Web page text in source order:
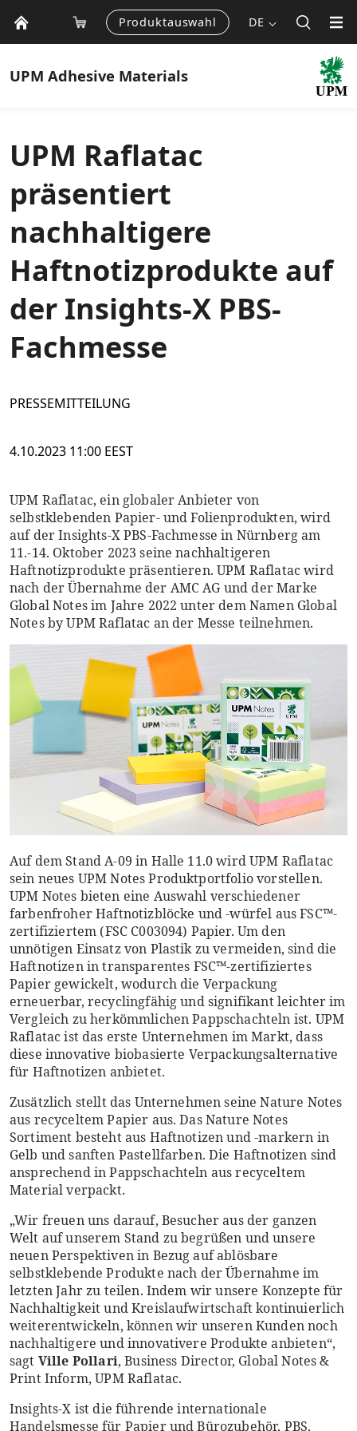
Produktauswahl DE
UPM Adhesive Materials
UPM Raflatac
präsentiert
nachhaltigere
Haftnotizprodukte auf
der Insights-X PBS-
Fachmesse
PRESSEMITTEILUNG
4.10.2023 11:00 EEST
UPM Raflatac, ein globaler Anbieter von
selbstklebenden Papier- und Folienprodukten, wird
auf der Insights-X PBS-Fachmesse in Nürnberg am
11.-14. Oktober 2023 seine nachhaltigeren
Haftnotizprodukte präsentieren. UPM Raflatac wird
nach der Übernahme der AMC AG und der Marke
Global Notes im Jahre 2022 unter dem Namen Global
Notes by UPM Raflatac an der Messe teilnehmen.
Auf dem Stand A-09 in Halle 11.0 wird UPM Raflatac
sein neues UPM Notes Produktportfolio vorstellen.
UPM Notes bieten eine Auswahl verschiedener
farbenfroher Haftnotizblöcke und -würfel aus FSC™-
zertifiziertem (FSC C003094) Papier. Um den
unnötigen Einsatz von Plastik zu vermeiden, sind die
Haftnotizen in transparentes FSC™-zertifiziertes
Papier gewickelt, wodurch die Verpackung
erneuerbar, recyclingfähig und signifikant leichter im
Vergleich zu herkömmlichen Pappschachteln ist. UPM
Raflatac ist das erste Unternehmen im Markt, dass
diese innovative biobasierte Verpackungsalternative
für Haftnotizen anbietet.
Zusätzlich stellt das Unternehmen seine Nature Notes
aus recyceltem Papier aus. Das Nature Notes
Sortiment besteht aus Haftnotizen und -markern in
Gelb und sanften Pastellfarben. Die Haftnotizen sind
ansprechend in Pappschachteln aus recyceltem
Material verpackt.
„Wir freuen uns darauf, Besucher aus der ganzen
Welt auf unserem Stand zu begrüßen und unsere
neuen Perspektiven in Bezug auf ablösbare
selbstklebende Produkte nach der Übernahme im
letzten Jahr zu teilen. Indem wir unsere Konzepte für
Nachhaltigkeit und Kreislaufwirtschaft kontinuierlich
weiterentwickeln, können wir unseren Kunden noch
nachhaltigere und innovativere Produkte anbieten“,
sagt Ville Pollari, Business Director, Global Notes &
Print Inform, UPM Raflatac.
Insights-X ist die führende internationale
Handelsmesse für Papier und Bürozubehör, PBS,